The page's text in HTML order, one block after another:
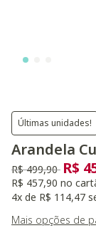
Últimas unidades!
Arandela
Preço reduzido de
R$ 499,90 para
R$
R$ 457,90 no
4x de R$ 114,47
Mais opções de